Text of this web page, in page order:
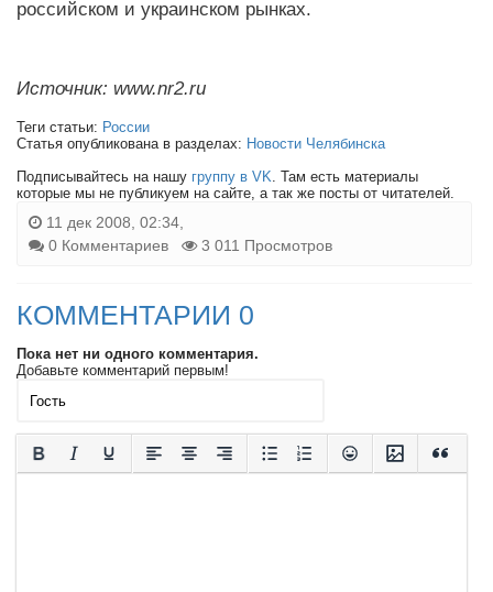
российском и украинском рынках.
Источник: www.nr2.ru
Теги статьи: России
Статья опубликована в разделах: Новости Челябинска
Подписывайтесь на нашу группу в VK. Там есть материалы
которые мы не публикуем на сайте, а так же посты от читателей.
11 дек 2008, 02:34,
0 Комментариев
3 011 Просмотров
КОММЕНТАРИИ 0
Пока нет ни одного комментария.
Добавьте комментарий первым!